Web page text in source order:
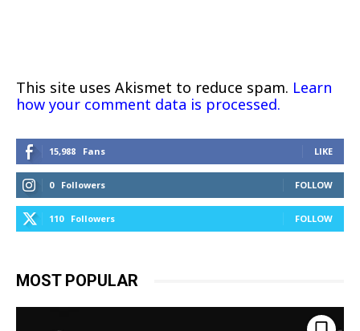
This site uses Akismet to reduce spam. Learn
how your comment data is processed.
15,988 Fans LIKE
0 Followers FOLLOW
110 Followers FOLLOW
MOST POPULAR